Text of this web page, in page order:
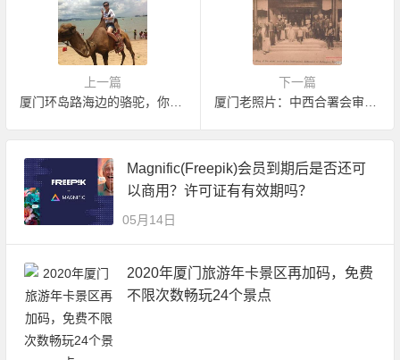
上一篇
厦门环岛路海边的骆驼，你骑过吗？
下一篇
Magnific(Freepik)会员到期后是否还可
以商用？许可证有有效期吗？
05月14日
2020年厦门旅游年卡景区再加码，免费
不限次数畅玩24个景点